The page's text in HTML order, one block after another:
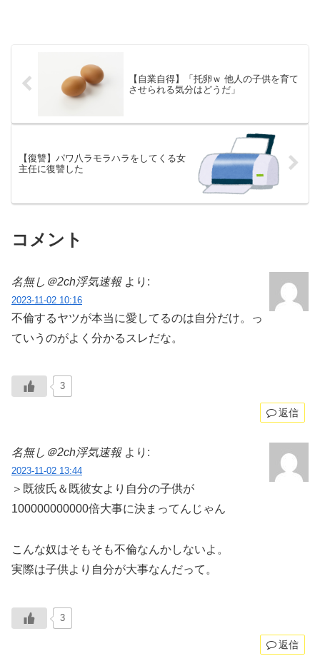
【自業自得】「托卵ｗ 他人の子供を育て
させられる気分はどうだ」
【復讐】パワ八ラモラハラをしてくる女
主任に復讐した
コメント
名無し＠2ch浮気速報 より:
2023-11-02 10:16
不倫するヤツが本当に愛してるのは自分だけ。っ
ていうのがよく分かるスレだな。
3
返信
名無し＠2ch浮気速報 より:
2023-11-02 13:44
＞既彼氏＆既彼女より自分の子供が
100000000000倍大事に決まってんじゃん
こんな奴はそもそも不倫なんかしないよ。
実際は子供より自分が大事なんだって。
3
返信